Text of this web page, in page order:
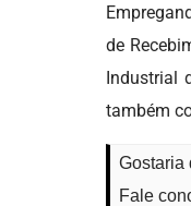
de
Industrial
também
Gostaria
Fale